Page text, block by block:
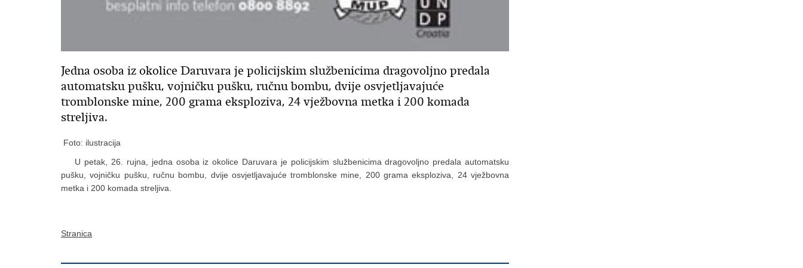
Jedna osoba iz okolice Daruvara je policijskim službenicima dragovoljno predala
automatsku pušku, vojničku pušku, ručnu bombu, dvije osvjetljavajuće
tromblonske mine, 200 grama eksploziva, 24 vježbovna metka i 200 komada
streljiva.
Foto: ilustracija
U petak, 26. rujna, jedna osoba iz okolice Daruvara je policijskim službenicima dragovoljno predala automatsku
pušku, vojničku pušku, ručnu bombu, dvije osvjetljavajuće tromblonske mine, 200 grama eksploziva, 24 vježbovna
metka i 200 komada streljiva.
Stranica